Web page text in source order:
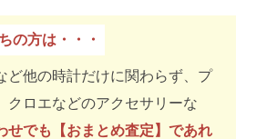
の方は・・・
ど他の時計だけに関わらず、プ
クロエなどのアクセサリーな
せでも【おまとめ査定】であれ